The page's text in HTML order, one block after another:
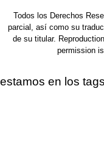
Todos los Derechos
parcial, así como su
de su titular.
permission
estamos en los tags